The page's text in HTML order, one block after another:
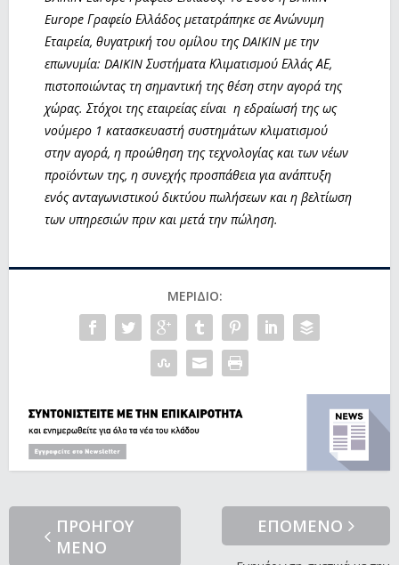
Europe Γραφείο Ελλάδος μετατράπηκε σε Ανώνυμη
Εταιρεία, θυγατρική του ομίλου της DAIKIN με την
επωνυμία: DAIKIN Συστήματα Κλιματισμού Ελλάς ΑΕ,
πιστοποιώντας τη σημαντική της θέση στην αγορά της
χώρας. Στόχοι της εταιρείας είναι η εδραίωσή της ως
νούμερο 1 κατασκευαστή συστημάτων κλιματισμού
στην αγορά, η προώθηση της τεχνολογίας και των νέων
προϊόντων της, η συνεχής προσπάθεια για ανάπτυξη
ενός ανταγωνιστικού δικτύου πωλήσεων και η βελτίωση
των υπηρεσιών πριν και μετά την πώληση.
ΜΕΡΊΔΙΟ:
ΠΡΟΗΓΟΥ
ΜΕΝΟ
ΕΠΟΜΕΝΟ